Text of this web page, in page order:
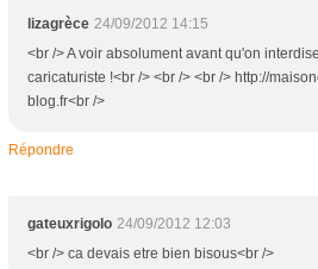
lizagrèce 24/09/2012 14:15
<br /> A voir absolument avant qu'on
caricaturiste !<br /> <br /> <br /> http://
blog.fr<br />
Répondre
gateuxrigolo 24/09/2012 12:03
<br /> ca devais etre bien bisous<br />